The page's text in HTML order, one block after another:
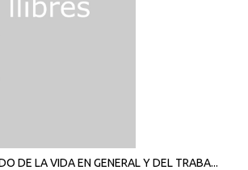
DE LA VIDA EN GENERAL Y DEL TRABA...